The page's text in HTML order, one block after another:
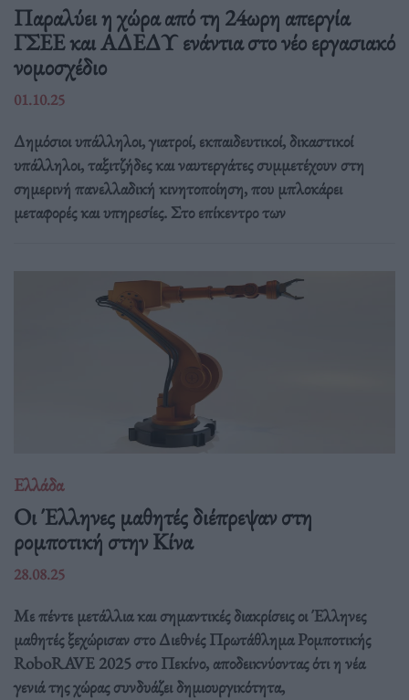
Παραλύει η χώρα από τη 24ωρη απεργία
ΓΣΕΕ και ΑΔΕΔΥ ενάντια στο νέο εργασιακό
νομοσχέδιο
01.10.25
Δημόσιοι υπάλληλοι, γιατροί, εκπαιδευτικοί, δικαστικοί
υπάλληλοι, ταξιτζήδες και ναυτεργάτες συμμετέχουν στη
σημερινή πανελλαδική κινητοποίηση, που μπλοκάρει
μεταφορές και υπηρεσίες. Στο επίκεντρο των
Ελλάδα
Οι Έλληνες μαθητές διέπρεψαν στη
ρομποτική στην Κίνα
28.08.25
Με πέντε μετάλλια και σημαντικές διακρίσεις οι Έλληνες
μαθητές ξεχώρισαν στο Διεθνές Πρωτάθλημα Ρομποτικής
RoboRAVE 2025 στο Πεκίνο, αποδεικνύοντας ότι η νέα
γενιά της χώρας συνδυάζει δημιουργικότητα,